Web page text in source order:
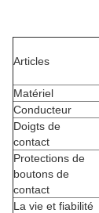
Articles
Matériel
Conducteur
Doigts de
contact
Protections de
boutons de
contact
La vie et fiabilité